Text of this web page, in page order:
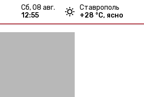
сб, 08 авг.
12:55
Ставрополь
+28 °С, ясно